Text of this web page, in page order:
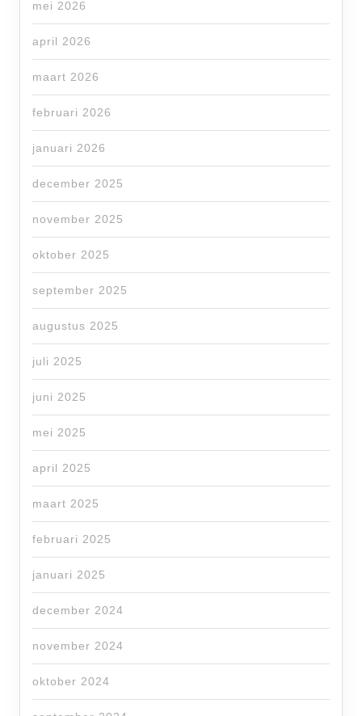
mei 2026
april 2026
maart 2026
februari 2026
januari 2026
december 2025
november 2025
oktober 2025
september 2025
augustus 2025
juli 2025
juni 2025
mei 2025
april 2025
maart 2025
februari 2025
januari 2025
december 2024
november 2024
oktober 2024